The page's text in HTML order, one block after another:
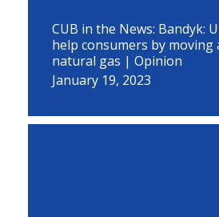
CUB in the News: Bandyk:
help consumers by moving
natural gas | Opinion
January 19, 2023